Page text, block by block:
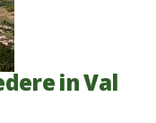
in Val